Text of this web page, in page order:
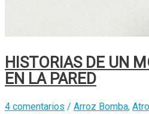
HISTORIAS DE UN
EN LA PARED
4 comentarios / Arroz Bomba,